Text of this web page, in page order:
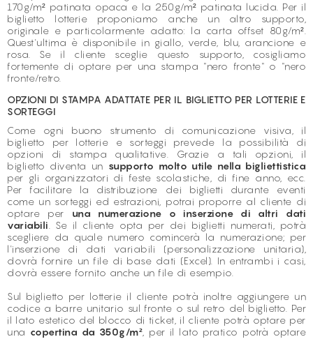
170g/m² patinata opaca e la 250g/m² patinata lucida. Per il
biglietto lotterie proponiamo anche un altro supporto,
originale e particolarmente adatto: la carta offset 80g/m².
Quest'ultima è disponibile in giallo, verde, blu, arancione e
rosa. Se il cliente sceglie questo supporto, cosigliamo
fortemente di optare per una stampa "nero fronte" o "nero
fronte/retro.
OPZIONI DI STAMPA ADATTATE PER IL BIGLIETTO PER LOTTERIE E
SORTEGGI
Come ogni buono strumento di comunicazione visiva, il
biglietto per lotterie e sorteggi prevede la possibilità di
opzioni di stampa qualitative. Grazie a tali opzioni, il
biglietto diventa un supporto molto utile nella bigliettistica
per gli organizzatori di feste scolastiche, di fine anno, ecc.
Per facilitare la distribuzione dei biglietti durante eventi
come un sorteggi ed estrazioni, potrai proporre al cliente di
optare per una numerazione o inserzione di altri dati
variabili . Se il cliente opta per dei biglietti numerati, potrà
scegliere da quale numero comincerà la numerazione; per
l'inserzione di dati variabili (personalizzazione unitaria),
dovrà fornire un file di base dati (Excel). In entrambi i casi,
dovrà essere fornito anche un file di esempio.
Sul biglietto per lotterie il cliente potrà inoltre aggiungere un
codice a barre unitario sul fronte o sul retro del biglietto. Per
il lato estetico del blocco di ticket, il cliente potrà optare per
una copertina da 350g/m² , per il lato pratico potrà optare